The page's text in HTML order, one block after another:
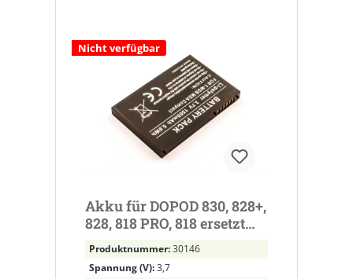
Nicht verfügbar
Akku für DOPOD 830, 828+,
828, 818 PRO, 818 ersetzt
PM16A
Produktnummer:30146
Spannung (V):3,7